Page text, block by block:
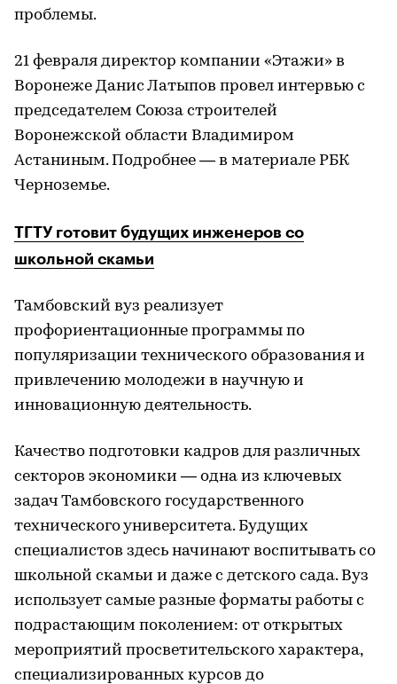
проблемы.
21 февраля директор компании «Этажи» в
Воронеже Данис Латыпов провел интервью с
председателем Союза строителей
Воронежской области Владимиром
Астаниным. Подробнее — в материале РБК
Черноземье.
ТГТУ готовит будущих инженеров со
школьной скамьи
Тамбовский вуз реализует
профориентационные программы по
популяризации технического образования и
привлечению молодежи в научную и
инновационную деятельность.
Качество подготовки кадров для различных
секторов экономики — одна из ключевых
задач Тамбовского государственного
технического университета. Будущих
специалистов здесь начинают воспитывать со
школьной скамьи и даже с детского сада. Вуз
использует самые разные форматы работы с
подрастающим поколением: от открытых
мероприятий просветительского характера,
специализированных курсов до